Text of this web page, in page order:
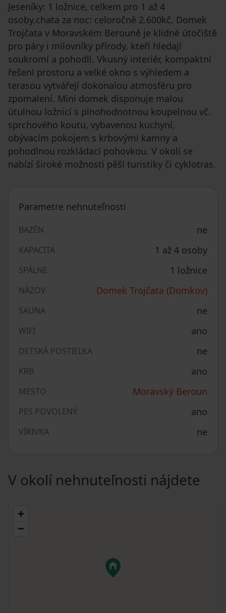
Jeseníky: 1 ložnice, celkem pro 1 až 4
osoby.chata za noc: celoročně 2.600kč. Domek
Trojčata v Moravském Berouně je klidné útočiště
pro páry i milovníky přírody, kteří hledají
soukromí a pohodlí. Vkusný interiér, kompaktní
řešení prostoru a velké okno s výhledem a
terasou vytvářejí dokonalou atmosféru pro
zpomalení. Mini domek disponuje malou
útulnou ložnicí s plnohodnotnou koupelnou vč.
sprchového koutu, vybavenou kuchyní,
obývacím pokojem s krbovými kamny a
pohodlnou rozkládací pohovkou. V okolí se
nabízí široké možnosti pěší turistiky či cyklotras.
Parametre nehnuteľnosti
BAZÉN ne
KAPACITA 1 až 4 osoby
SPÁLNE 1 ložnice
NÁZOV Domek Trojčata (Domkov)
SAUNA ne
WIFI ano
DETSKÁ POSTIEĽKA ne
KRB ano
MESTO Moravský Beroun
PES POVOLENÝ ano
VÍRIVKA ne
V okolí nehnuteľnosti nájdete